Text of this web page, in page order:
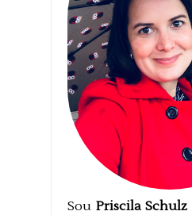
Sou Priscila Schulz